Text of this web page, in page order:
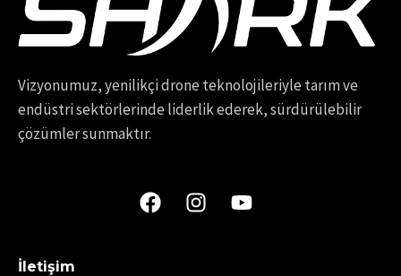
Vizyonumuz, yenilikçi drone teknolojileriyle tarım ve
endüstri sektörlerinde liderlik ederek, sürdürülebilir
çözümler sunmaktır.
İletişim